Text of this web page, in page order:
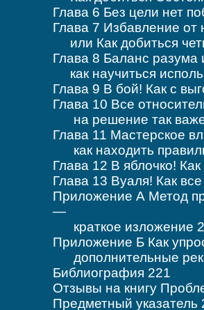
Глава 6 Без цели нет
Глава 7 Избавление от
или Как добиться
Глава 8 Баланс разума
как научиться
Глава 9 В бой! Как с
Глава 10 Все
на решение так
Глава 11 Мастерское
как находить
Глава 12 В яблочко!
Глава 13 Вуаля! Как
Приложение А Метод
—
краткое изложение
Приложение Б Как
дополнительные
Библиография 221
Отзывы на книгу
Предметный указатель